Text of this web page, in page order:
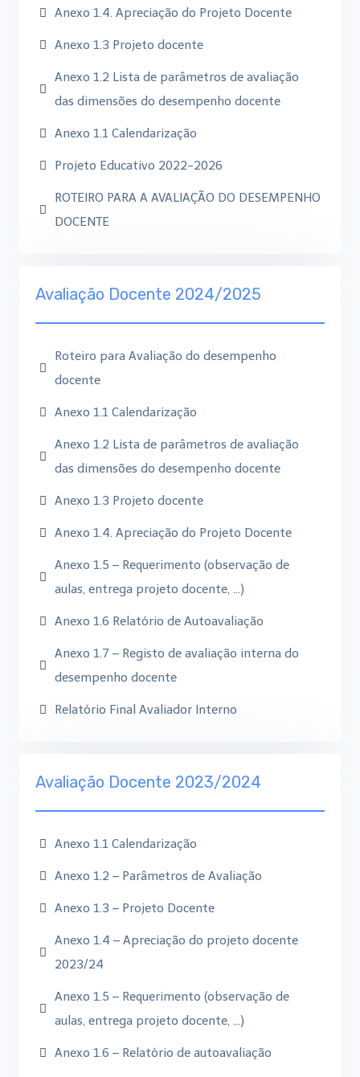
Anexo 1.4. Apreciação do Projeto Docente
Anexo 1.3 Projeto docente
Anexo 1.2 Lista de parâmetros de avaliação
das dimensões do desempenho docente
Anexo 1.1 Calendarização
Projeto Educativo 2022-2026
ROTEIRO PARA A AVALIAÇÃO DO DESEMPENHO
DOCENTE
Avaliação Docente 2024/2025
Roteiro para Avaliação do desempenho
docente
Anexo 1.1 Calendarização
Anexo 1.2 Lista de parâmetros de avaliação
das dimensões do desempenho docente
Anexo 1.3 Projeto docente
Anexo 1.4. Apreciação do Projeto Docente
Anexo 1.5 – Requerimento (observação de
aulas, entrega projeto docente, …)
Anexo 1.6 Relatório de Autoavaliação
Anexo 1.7 – Registo de avaliação interna do
desempenho docente
Relatório Final Avaliador Interno
Avaliação Docente 2023/2024
Anexo 1.1 Calendarização
Anexo 1.2 – Parâmetros de Avaliação
Anexo 1.3 – Projeto Docente
Anexo 1.4 – Apreciação do projeto docente
2023/24
Anexo 1.5 – Requerimento (observação de
aulas, entrega projeto docente, …)
Anexo 1.6 – Relatório de autoavaliação